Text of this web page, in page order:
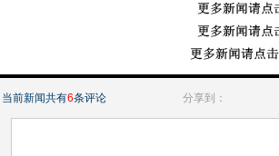
当前新闻共有6条评论 分享到：